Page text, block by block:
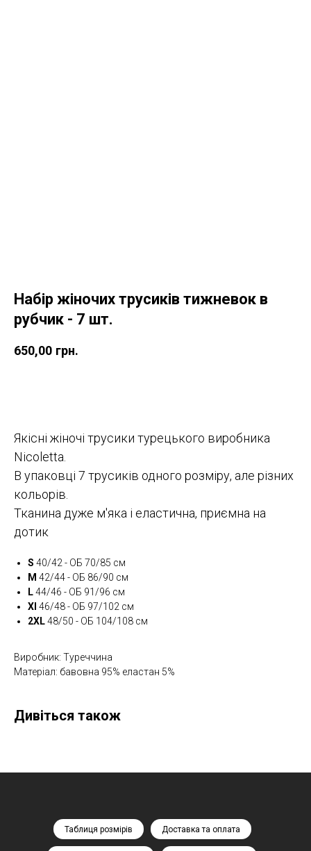
Набір жіночих трусиків тижневок в
рубчик - 7 шт.
650,00 грн.
Якісні жіночі трусики турецького виробника
Nicoletta.
В упаковці 7 трусиків одного розміру, але різних
кольорів.
Тканина дуже м'яка і еластична, приємна на
дотик
S 40/42 - ОБ 70/85 см
M 42/44 - ОБ 86/90 см
L44/46 - ОБ 91/96 см
Xl 46/48 - ОБ 97/102 см
2XL48/50 - ОБ 104/108 см
Виробник: Туреччина
Матеріал: бавовна 95% еластан 5%
Дивіться також
Таблиця розмірів Доставка та оплата